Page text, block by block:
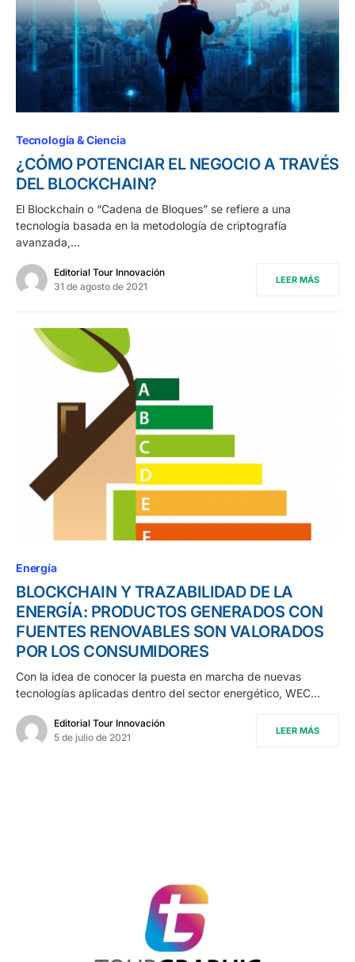
Tecnología & Ciencia
¿CÓMO POTENCIAR EL NEGOCIO A TRAVÉS
DEL BLOCKCHAIN?
El Blockchain o “Cadena de Bloques” se refiere a una
tecnología basada en la metodología de criptografía
avanzada,…
Editorial Tour Innovación
31 de agosto de 2021
LEER MÁS
Energía
BLOCKCHAIN Y TRAZABILIDAD DE LA
ENERGÍA: PRODUCTOS GENERADOS CON
FUENTES RENOVABLES SON VALORADOS
POR LOS CONSUMIDORES
Con la idea de conocer la puesta en marcha de nuevas
tecnologías aplicadas dentro del sector energético, WEC…
Editorial Tour Innovación
5 de julio de 2021
LEER MÁS